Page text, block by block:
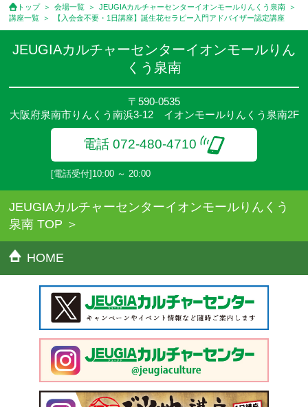
のでご確認ください。
●参加人数が一定に満たない場合、体験や講座開講を中止または延
期することがあります。
●その他、詳しい内容については、ご入会時にご説明をさせていた
トップ 会場一覧
JEUGIAカルチャーセンターイオンモールりんくう泉南
講座一覧
【入会金不要・1日講座】誕生花セラピー入門アドバイザー認定講座
JEUGIAカルチャーセンターイオンモールりん
くう泉南
〒590-0535
大阪府泉南市りんくう南浜3-12 イオンモールりんくう泉南2F
電話 072-480-4710
[電話受付]10:00 ～ 20:00
JEUGIAカルチャーセンターイオンモールりんくう
泉南 TOP
HOME